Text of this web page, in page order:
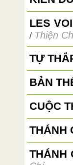
LES
/ Thiện
TỰ
BẢN
CUỘC
THÁNH
THÁNH